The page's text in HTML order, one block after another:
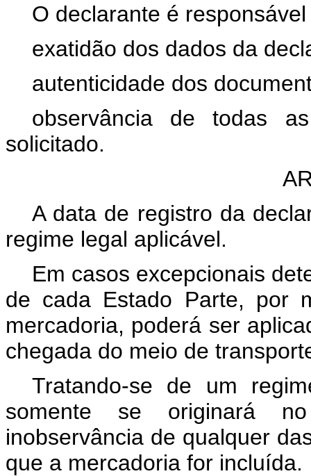
O declarante é
exatidão dos dados da
autenticidade dos
observância de todas
solicitado.
A data de registro da
regime legal aplicável.
Em casos excepcionais
de cada Estado Parte, por
mercadoria, poderá ser
chegada do meio de
Tratando-se de um
somente se originará
inobservância de qualquer
que a mercadoria for incluída.